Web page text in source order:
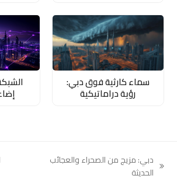
سماء كارثية فوق دبي:
رؤية دراماتيكية
previous
دبي: مزيج من الصحراء والعجائب
الحديثة